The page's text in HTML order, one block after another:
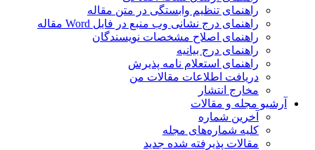
راهنمای تنظیم وابستگی در متن مقاله
راهنمای درج نشانی وب منبع در فایل Word مقاله
راهنمای اصلاح مشخصات نویسندگان
راهنمای درج بیانیه
راهنمای استعلام نامه پذیرش
دریافت اطلاعات مقالات من
مخارج انتشار
آرشیو مجله و مقالات
آخرین شماره
کلیه شماره‌های مجله
مقالات پذیرفته شده جدید